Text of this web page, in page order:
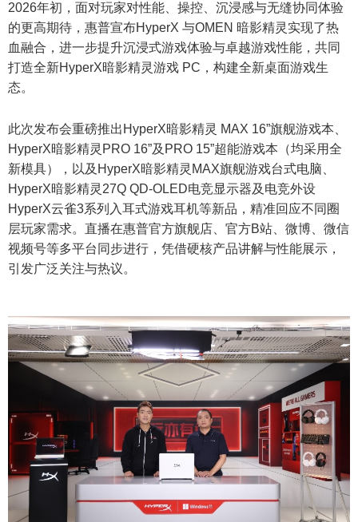
2026年初，面对玩家对性能、操控、沉浸感与无缝协同体验
的更高期待，惠普宣布HyperX 与OMEN 暗影精灵实现了热
血融合，进一步提升沉浸式游戏体验与卓越游戏性能，共同
打造全新HyperX暗影精灵游戏 PC，构建全新桌面游戏生
态。
此次发布会重磅推出HyperX暗影精灵 MAX 16”旗舰游戏本、
HyperX暗影精灵PRO 16”及PRO 15”超能游戏本（均采用全
新模具），以及HyperX暗影精灵MAX旗舰游戏台式电脑、
HyperX暗影精灵27Q QD-OLED电竞显示器及电竞外设
HyperX云雀3系列入耳式游戏耳机等新品，精准回应不同圈
层玩家需求。直播在惠普官方旗舰店、官方B站、微博、微信
视频号等多平台同步进行，凭借硬核产品讲解与性能展示，
引发广泛关注与热议。